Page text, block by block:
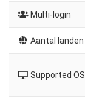
Multi-login
Aantal landen
Supported OS